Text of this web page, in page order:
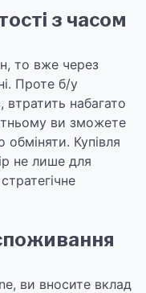
з часом
то вже через
Проте б/у
набагато
ви зможете
обміняти. Купівля
не лише для
ви вносите вклад